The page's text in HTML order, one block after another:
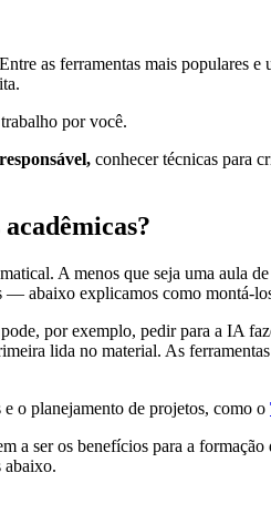
as ferramentas mais populares e
por você.
conhecer técnicas para
A menos que seja uma aula
— abaixo explicamos como montá-
por exemplo, pedir para a IA
lida no material. As
o planejamento de projetos, como o
ser os benefícios para a
abaixo.